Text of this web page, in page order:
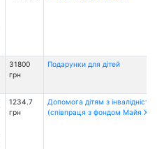
31800
грн
Подарунки для дiтей
1234.7
грн
Допомога дітям з інвалідністю
(співпраця з фондом Майя